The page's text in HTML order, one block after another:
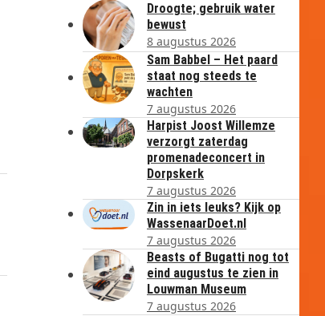
Droogte; gebruik water
bewust
8 augustus 2026
Sam Babbel – Het paard
staat nog steeds te
wachten
7 augustus 2026
Harpist Joost Willemze
verzorgt zaterdag
promenadeconcert in
Dorpskerk
7 augustus 2026
Zin in iets leuks? Kijk op
WassenaarDoet.nl
7 augustus 2026
Beasts of Bugatti nog tot
eind augustus te zien in
Louwman Museum
7 augustus 2026